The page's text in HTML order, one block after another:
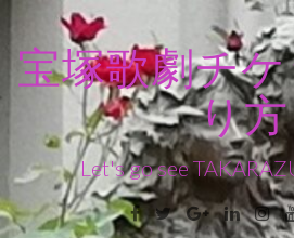
ン
ス
キ
宝塚歌劇チ
り方
Let's go see
Facebook
TwitterGoogle+